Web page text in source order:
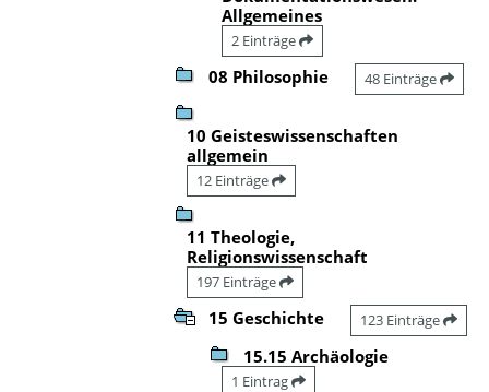
Allgemeines
2 Einträge
08 Philosophie 48 Einträge
10 Geisteswissenschaften
allgemein
12 Einträge
11 Theologie,
Religionswissenschaft
197 Einträge
15 Geschichte 123 Einträge
15.15 Archäologie
1 Eintrag